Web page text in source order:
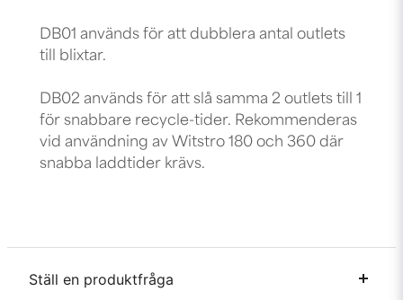
DB01 används för att dubblera antal outlets
till blixtar.
DB02 används för att slå samma 2 outlets till 1
för snabbare recycle-tider. Rekommenderas
vid användning av Witstro 180 och 360 där
snabba laddtider krävs.
Ställ en produktfråga